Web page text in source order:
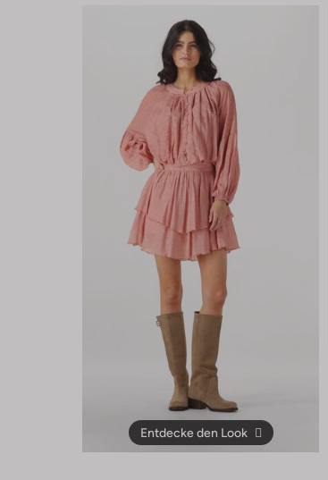
Entdecke den Look